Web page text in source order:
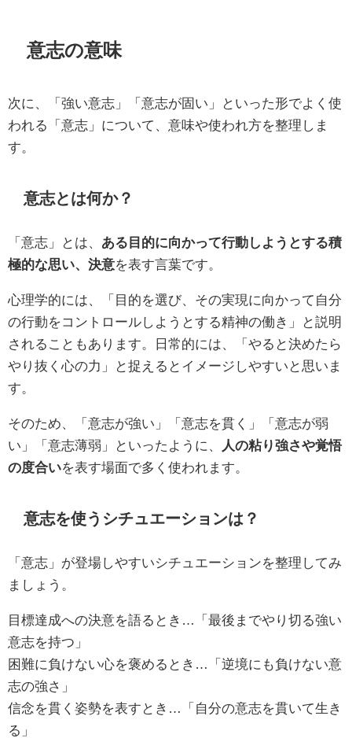
意志の意味
次に、「強い意志」「意志が固い」といった形でよく使
われる「意志」について、意味や使われ方を整理しま
す。
意志とは何か？
「意志」とは、 ある目的に向かって行動しようとする積
極的な思い、決意を表す言葉です。
心理学的には、「目的を選び、その実現に向かって自分
の行動をコントロールしようとする精神の働き」と説明
されることもあります。日常的には、「やると決めたら
やり抜く心の力」と捉えるとイメージしやすいと思いま
す。
そのため、「意志が強い」「意志を貫く」「意志が弱
い」「意志薄弱」といったように、
人の粘り強さや覚悟
の度合いを表す場面で多く使われます。
意志を使うシチュエーションは？
「意志」が登場しやすいシチュエーションを整理してみ
ましょう。
目標達成への決意を語るとき…「最後までやり切る強い
意志を持つ」
困難に負けない心を褒めるとき…「逆境にも負けない意
志の強さ」
信念を貫く姿勢を表すとき…「自分の意志を貫いて生き
る」